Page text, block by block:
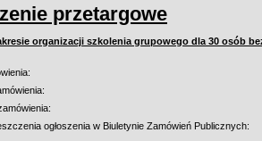
przetargowe
organizacji szkolenia grupowego dla 30 osób
ogłoszenia w Biuletynie Zamówień Publicznych: